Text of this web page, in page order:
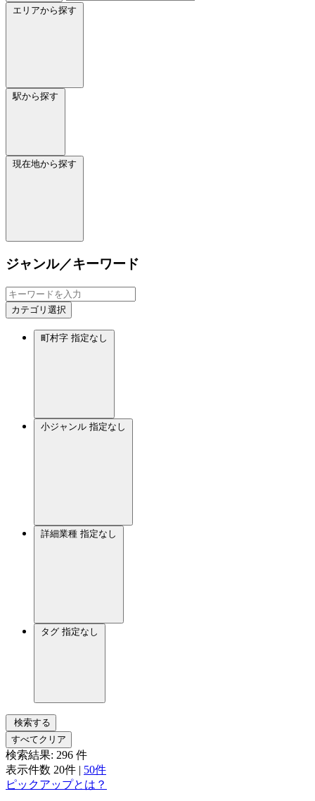
エリアから探す
駅から探す
現在地から探す
ジャンル／キーワード
カテゴリ選択
町村字 指定なし
小ジャンル 指定なし
詳細業種 指定なし
タグ 指定なし
検索する
すべてクリア
検索結果: 296 件
表示件数 20件 | 50件
ピックアップとは？